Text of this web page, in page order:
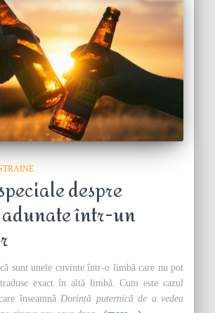
despre
într-un
sunt unele cuvinte într-o limbă care nu pot
exact în altă limbă. Cum este cazul
înseamnă Dorință puternică de a vedea